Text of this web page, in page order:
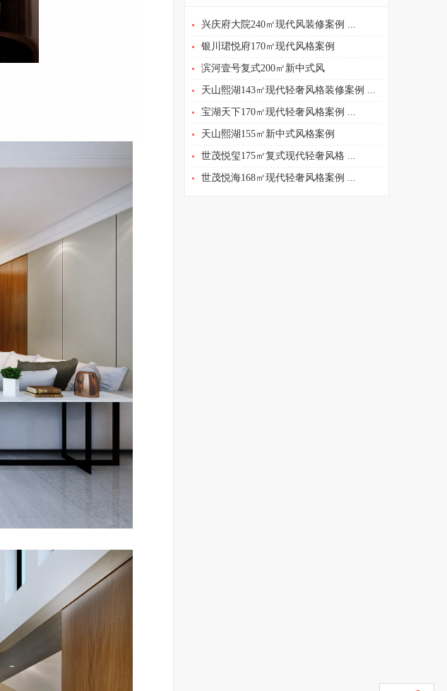
兴庆府大院240㎡现代风装修案例 ...
银川珺悦府170㎡现代风格案例
滨河壹号复式200㎡新中式风
天山熙湖143㎡现代轻奢风格装修案例 ...
宝湖天下170㎡现代轻奢风格案例 ...
天山熙湖155㎡新中式风格案例
世茂悦玺175㎡复式现代轻奢风格 ...
世茂悦海168㎡现代轻奢风格案例 ...